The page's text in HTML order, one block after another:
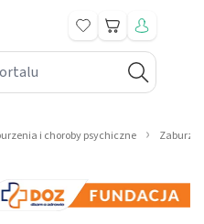
Koszyk
i choroby psychiczne